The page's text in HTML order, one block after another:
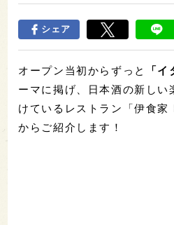
シェア
オープン当初からずっと 「
ーマに掲げ、日本酒の新しい
けているレストラン「伊食
からご紹介します！